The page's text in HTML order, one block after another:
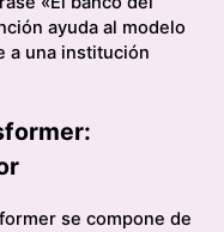
ayuda al modelo
a una institución
se compone de